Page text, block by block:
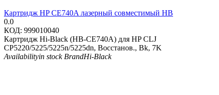
Картридж HP CE740A лазерный совместимый HB
0.0
КОД: 999010040
Картридж Hi-Black (HB-CE740A) для HP CLJ
CP5220/5225/5225n/5225dn, Восстанов., Bk, 7K
Availabilityin stock BrandHi-Black